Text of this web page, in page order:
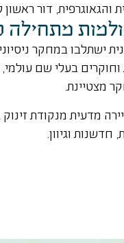
והגאוגרפית, דור
מתחילה
ישתלבו במחקר
בעלי שם עולמי,
מצטיינת.
מדעית מנקודת
וגיוון.